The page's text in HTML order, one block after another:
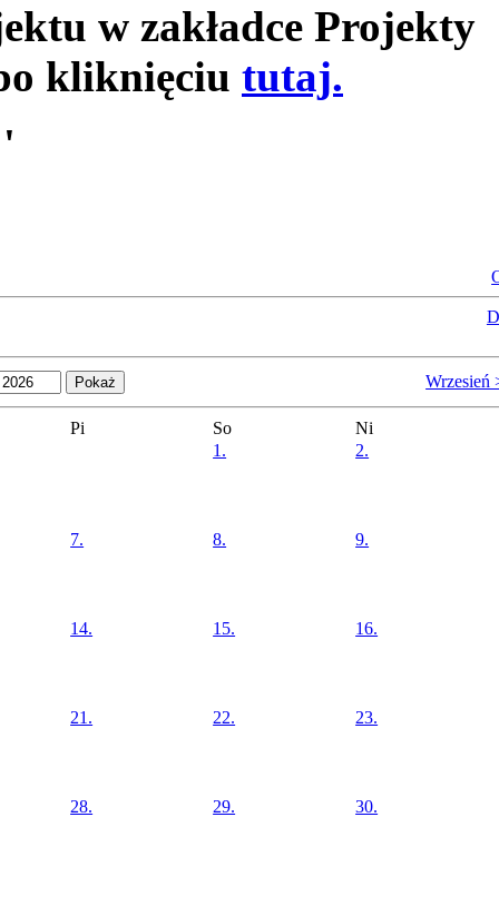
w zakładce Projekty
kliknięciu tutaj.
'
Wrzesień
Pi So
Ni
1.
2.
7. 8. 9.
14. 15. 16.
21. 22. 23.
28. 29. 30.